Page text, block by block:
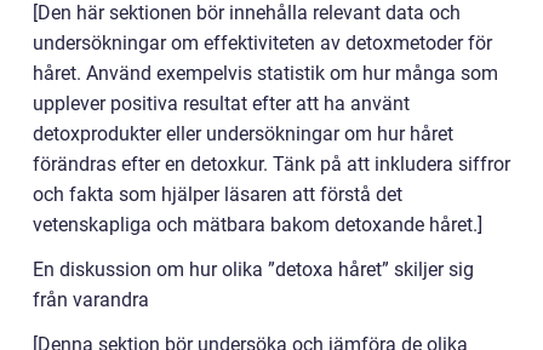
[Den här sektionen bör innehålla relevant data och
undersökningar om effektiviteten av detoxmetoder för
håret. Använd exempelvis statistik om hur många som
upplever positiva resultat efter att ha använt
detoxprodukter eller undersökningar om hur håret
förändras efter en detoxkur. Tänk på att inkludera siffror
och fakta som hjälper läsaren att förstå det
vetenskapliga och mätbara bakom detoxande håret.]
En diskussion om hur olika ”detoxa håret” skiljer sig
från varandra
[Denna sektion bör undersöka och jämföra de olika